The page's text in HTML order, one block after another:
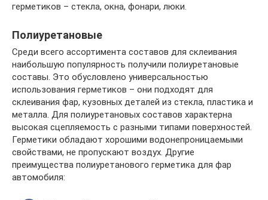
герметиков – стекла, окна, фонари, люки.
Полиуретановые
Среди всего ассортимента составов для склеивания
наибольшую популярность получили полиуретановые
составы. Это обусловлено универсальностью
использования герметиков – они подходят для
склеивания фар, кузовных деталей из стекла, пластика и
металла. Для полиуретановых составов характерна
высокая сцепляемость с разными типами поверхностей.
Герметики обладают хорошими водонепроницаемыми
свойствами, не пропускают воздух. Другие
преимущества полиуретанового герметика для фар
автомобиля: